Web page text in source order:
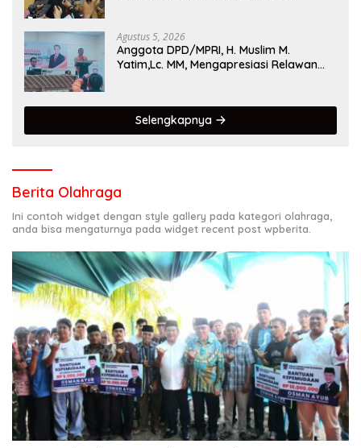
Agustus 5, 2026
Anggota DPD/MPRI, H. Muslim M.
Yatim,Lc. MM, Mengapresiasi Relawan
Selengkapnya
Berita Olahraga
Ini contoh widget dengan style gallery pada kategori olahraga,
anda bisa mengaturnya pada widget recent post wpberita.